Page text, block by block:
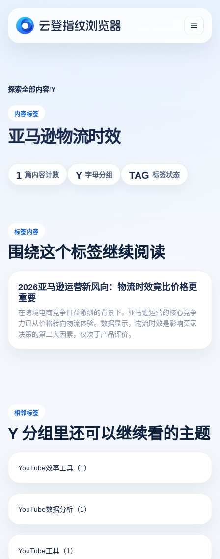
探索全部内容/Y
内容标签
亚马逊物流时效
1 篇内容计数 Y 字母分组 TAG 标签状态
标签内容
围绕这个标签继续阅读
2026亚马逊运营新风向：物流时效竟比价格更
重要
在跨境电商竞争日益激烈的背景下，亚马逊运营的核心竞争
力已从价格转向物流体验。数据显示，物流时效是影响买家
决策的第二大因素，仅次于产品评价。
相邻标签
Y 分组里还可以继续看的主题
YouTube效率工具 （1）
YouTube数据分析 （1）
YouTube工具 （1）